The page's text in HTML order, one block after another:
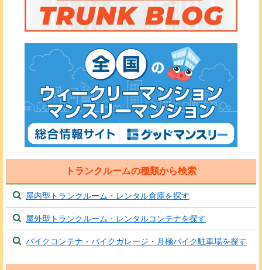
トランクルームの種類から検索
屋内型トランクルーム・レンタル倉庫を探す
屋外型トランクルーム・レンタルコンテナを探す
バイクコンテナ・バイクガレージ・月極バイク駐車場を探す